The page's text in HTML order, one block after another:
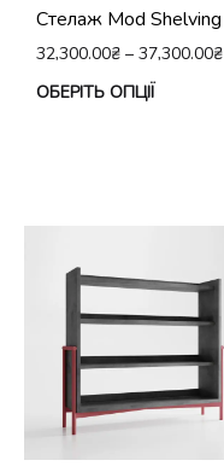
Стелаж Mod Shelving
32,300.00₴ – 37,300.00₴
ОБЕРІТЬ ОПЦІЇ